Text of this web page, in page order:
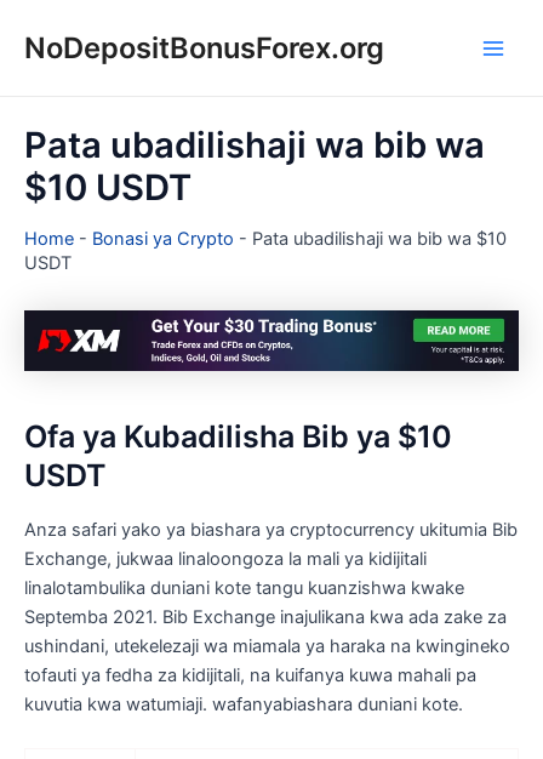
NoDepositBonusForex.org
Pata ubadilishaji wa bib wa
$10 USDT
Home - Bonasi ya Crypto - Pata ubadilishaji wa bib wa $10
USDT
Ofa ya Kubadilisha Bib ya $10
USDT
Anza safari yako ya biashara ya cryptocurrency ukitumia Bib
Exchange, jukwaa linaloongoza la mali ya kidijitali
linalotambulika duniani kote tangu kuanzishwa kwake
Septemba 2021. Bib Exchange inajulikana kwa ada zake za
ushindani, utekelezaji wa miamala ya haraka na kwingineko
tofauti ya fedha za kidijitali, na kuifanya kuwa mahali pa
kuvutia kwa watumiaji. wafanyabiashara duniani kote.